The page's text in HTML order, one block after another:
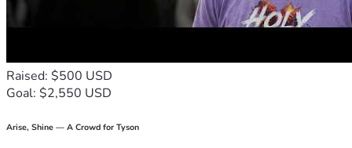
Raised: $500 USD
Goal: $2,550 USD
Arise, Shine — A Crowd for Tyson